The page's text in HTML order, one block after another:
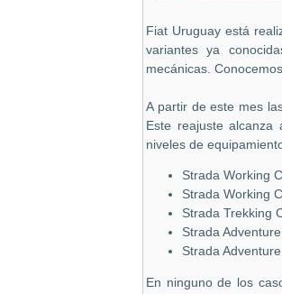
Fiat Uruguay está
variantes ya
mecánicas.
A partir de este mes
Este reajuste
niveles de
Strada Working
Strada Working
Strada Trekking
Strada
Strada
En ninguno de los